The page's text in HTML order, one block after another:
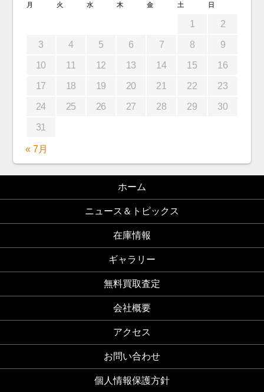
月 火 水 木 金 土 日
1 2
3 4 5 6 7 8 9
10 11 12 13 14 15 16
17 18 19 20 21 22 23
24 25 26 27 28 29 30
31
« 7月
ホーム
ニュース＆トピックス
在庫情報
ギャラリー
無料買取査定
会社概要
アクセス
お問い合わせ
個人情報保護方針